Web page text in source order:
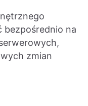
bezpośrednio na
zmian